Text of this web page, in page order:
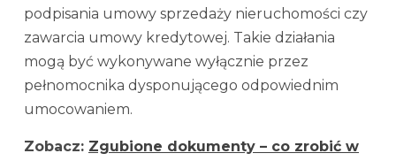
podpisania umowy sprzedaży nieruchomości czy
zawarcia umowy kredytowej. Takie działania
mogą być wykonywane wyłącznie przez
pełnomocnika dysponującego odpowiednim
umocowaniem.
Zobacz: Zgubione dokumenty – co zrobić w